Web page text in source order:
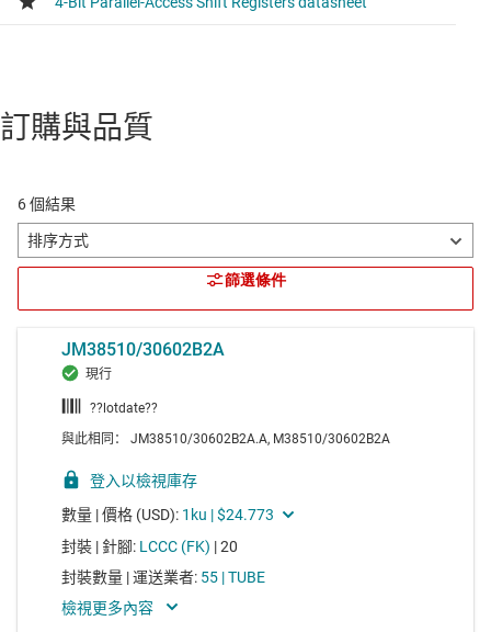
訂購與品質